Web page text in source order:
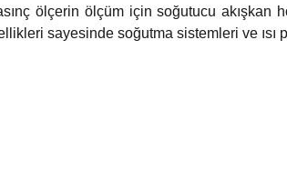
ölçerin ölçüm için soğutucu akışkan
sayesinde soğutma sistemleri ve ısı